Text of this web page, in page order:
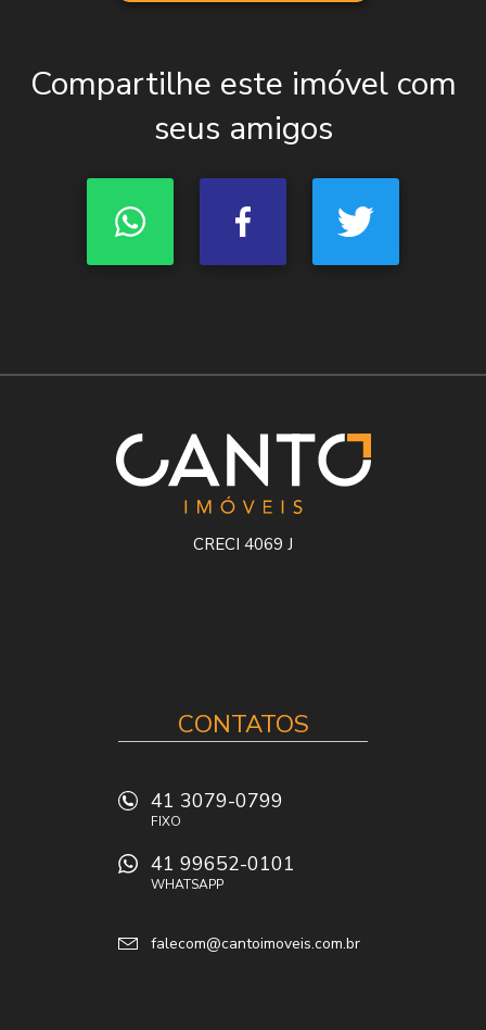
Compartilhe este imóvel com
seus amigos
CRECI 4069 J
CONTATOS
41 3079-0799
FIXO
41 99652-0101
WHATSAPP
falecom@cantoimoveis.com.br